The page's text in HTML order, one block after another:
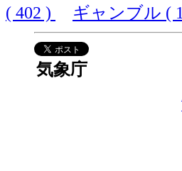
( 402 )
ギャンブル (
気象庁